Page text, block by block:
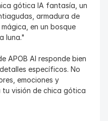
gótica IA fantasía, un
armadura de
en un bosque
luna."
APOB AI responde bien
específicos. No
emociones y
visión de chica gótica